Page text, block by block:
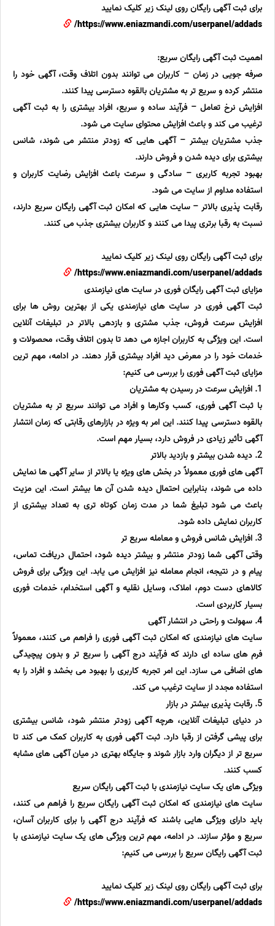
برای ثبت آگهی رایگان روی لینک زیر کلیک نمایید
https://www.eniazmandi.com/userpanel/addads/
اهمیت ثبت آگهی رایگان سریع:
صرفه جویی در زمان – کاربران می توانند بدون اتلاف وقت، آگهی خود را
منتشر کرده و سریع تر به مشتریان بالقوه دسترسی پیدا کنند.
افزایش نرخ تعامل – فرآیند ساده و سریع، افراد بیشتری را به ثبت آگهی
ترغیب می کند و باعث افزایش محتوای سایت می شود.
جذب مشتریان بیشتر – آگهی هایی که زودتر منتشر می شوند، شانس
بیشتری برای دیده شدن و فروش دارند.
بهبود تجربه کاربری – سادگی و سرعت باعث افزایش رضایت کاربران و
استفاده مداوم از سایت می شود.
رقابت پذیری بالاتر – سایت هایی که امکان ثبت آگهی رایگان سریع دارند،
نسبت به رقبا برتری پیدا می کنند و کاربران بیشتری جذب می کنند.
برای ثبت آگهی رایگان روی لینک زیر کلیک نمایید
https://www.eniazmandi.com/userpanel/addads/
مزایای ثبت آگهی رایگان فوری در سایت های نیازمندی
ثبت آگهی فوری در سایت های نیازمندی یکی از بهترین روش ها برای
افزایش سرعت فروش، جذب مشتری و بازدهی بالاتر در تبلیغات آنلاین
است. این ویژگی به کاربران اجازه می دهد تا بدون اتلاف وقت، محصولات و
خدمات خود را در معرض دید افراد بیشتری قرار دهند. در ادامه، مهم ترین
مزایای ثبت آگهی فوری را بررسی می کنیم:
1. افزایش سرعت در رسیدن به مشتریان
با ثبت آگهی فوری، کسب وکارها و افراد می توانند سریع تر به مشتریان
بالقوه دسترسی پیدا کنند. این امر به ویژه در بازارهای رقابتی که زمان انتشار
آگهی تأثیر زیادی در فروش دارد، بسیار مهم است.
2. دیده شدن بیشتر و بازدید بالاتر
آگهی های فوری معمولاً در بخش های ویژه یا بالاتر از سایر آگهی ها نمایش
داده می شوند، بنابراین احتمال دیده شدن آن ها بیشتر است. این مزیت
باعث می شود تبلیغ شما در مدت زمان کوتاه تری به تعداد بیشتری از
کاربران نمایش داده شود.
3. افزایش شانس فروش و معامله سریع تر
وقتی آگهی شما زودتر منتشر و بیشتر دیده شود، احتمال دریافت تماس،
پیام و در نتیجه، انجام معامله نیز افزایش می یابد. این ویژگی برای فروش
کالاهای دست دوم، املاک، وسایل نقلیه و آگهی استخدام، خدمات فوری
بسیار کاربردی است.
4. سهولت و راحتی در انتشار آگهی
سایت های نیازمندی که امکان ثبت آگهی فوری را فراهم می کنند، معمولاً
فرم های ساده ای دارند که فرآیند درج آگهی را سریع تر و بدون پیچیدگی
های اضافی می سازد. این امر تجربه کاربری را بهبود می بخشد و افراد را به
استفاده مجدد از سایت ترغیب می کند.
5. رقابت پذیری بیشتر در بازار
در دنیای تبلیغات آنلاین، هرچه آگهی زودتر منتشر شود، شانس بیشتری
برای پیشی گرفتن از رقبا دارد. ثبت آگهی فوری به کاربران کمک می کند تا
سریع تر از دیگران وارد بازار شوند و جایگاه بهتری در میان آگهی های مشابه
کسب کنند.
ویژگی های یک سایت نیازمندی با ثبت آگهی رایگان سریع
سایت های نیازمندی که امکان ثبت آگهی رایگان سریع را فراهم می کنند،
باید دارای ویژگی هایی باشند که فرآیند درج آگهی را برای کاربران آسان،
سریع و مؤثر سازند. در ادامه، مهم ترین ویژگی های یک سایت نیازمندی با
ثبت آگهی رایگان سریع را بررسی می کنیم:
برای ثبت آگهی رایگان روی لینک زیر کلیک نمایید
https://www.eniazmandi.com/userpanel/addads/